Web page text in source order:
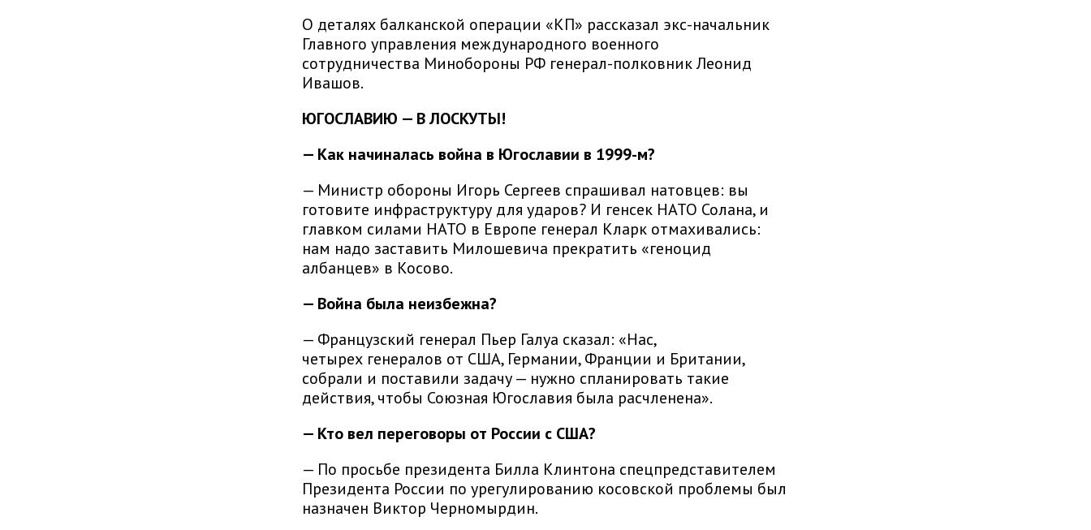
О деталях балканской операции «КП» рассказал экс-начальник
Главного управления международного военного
сотрудничества Минобороны РФ генерал-полковник Леонид
Ивашов.
ЮГОСЛАВИЮ — В ЛОСКУТЫ!
— Как начиналась война в Югославии в 1999-м?
— Министр обороны Игорь Сергеев спрашивал натовцев: вы
готовите инфраструктуру для ударов? И генсек НАТО Солана, и
главком силами НАТО в Европе генерал Кларк отмахивались:
нам надо заставить Милошевича прекратить «геноцид
албанцев» в Косово.
— Война была неизбежна?
— Французский генерал Пьер Галуа сказал: «Нас,
четырех генералов от США, Германии, Франции и Британии,
собрали и поставили задачу — нужно спланировать такие
действия, чтобы Союзная Югославия была расчленена».
— Кто вел переговоры от России с США?
— По просьбе президента Билла Клинтона спецпредставителем
Президента России по урегулированию косовской проблемы был
назначен Виктор Черномырдин.